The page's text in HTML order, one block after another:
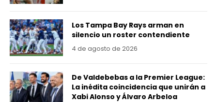
Los Tampa Bay Rays arman en
silencio un roster contendiente
4 de agosto de 2026
De Valdebebas a la Premier League:
La inédita coincidencia que unirán a
Xabi Alonso y Álvaro Arbeloa